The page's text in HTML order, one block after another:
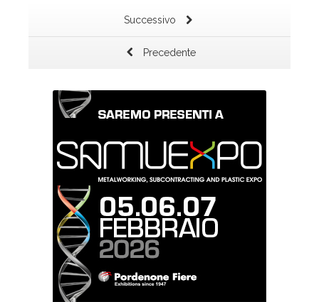
Successivo
Precedente